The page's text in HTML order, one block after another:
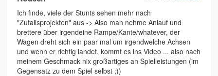
Ich finde, viele der Stunts sehen mehr nach
"Zufallsprojekten" aus -> Also man nehme Anlauf und
brettere über irgendeine Rampe/Kante/whatever, der
Wagen dreht sich ein paar mal um irgendwelche Achsen
und wenn er richtig landet, kommt es ins Video ... also nach
meinem Geschmack nix großartiges an Spielleistungen (im
Gegensatz zu dem Spiel selbst ;))